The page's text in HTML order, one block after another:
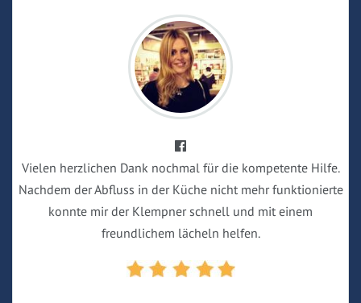
Vielen herzlichen Dank nochmal für die kompetente Hilfe.
Nachdem der Abfluss in der Küche nicht mehr funktionierte
konnte mir der Klempner schnell und mit einem
freundlichem lächeln helfen.